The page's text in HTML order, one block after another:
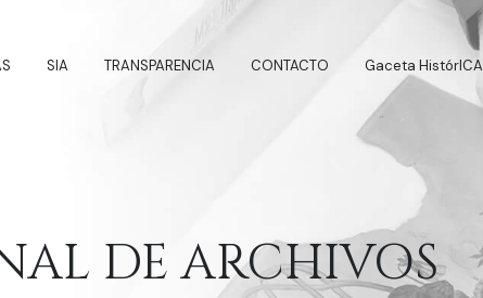
SIA TRANSPARENCIA CONTACTO Gaceta HistórICA
DE ARCHIVOS